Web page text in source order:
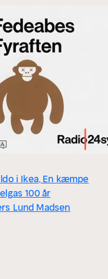
i Ikea, En kæmpe
100 år
Lund Madsen